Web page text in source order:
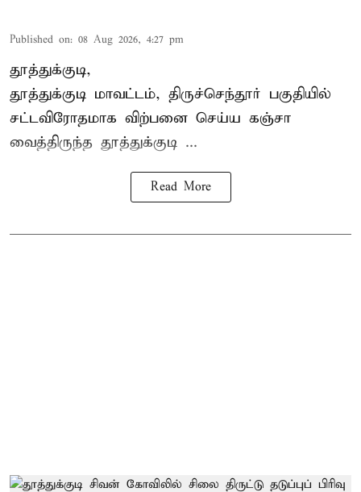
Published on: 08 Aug 2026, 4:27 pm
தூத்துக்குடி,
தூத்துக்குடி மாவட்டம், திருச்செந்தூர் பகுதியில்
சட்டவிரோதமாக விற்பனை செய்ய கஞ்சா
வைத்திருந்த தூத்துக்குடி ...
Read More